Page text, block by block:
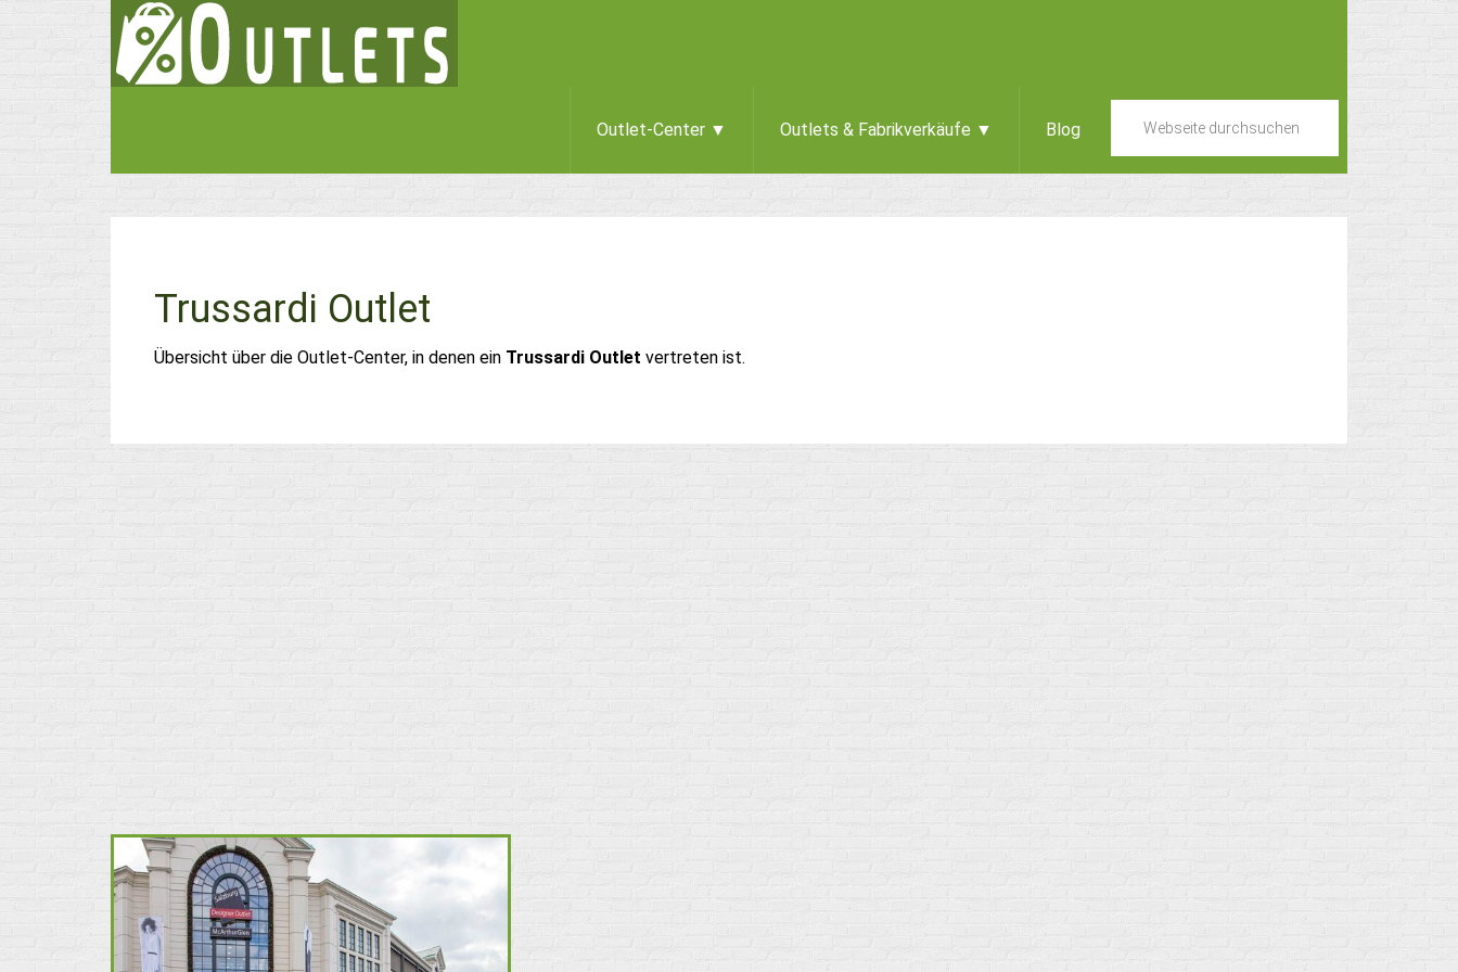
Outlet-Center ▼ Outlets & Fabrikverkäufe ▼ Blog
Trussardi Outlet
Übersicht über die Outlet-Center, in denen ein Trussardi Outlet vertreten ist.